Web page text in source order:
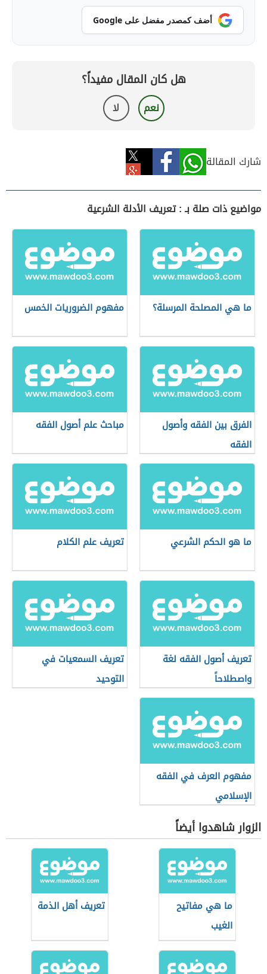
أضف كمصدر مفضل على Google
هل كان المقال مفيداً؟
نعم لا
شارك المقالة
مواضيع ذات صلة بـ : تعريف الأدلة الشرعية
ما هي المصلحة المرسلة؟ مفهوم الضروريات الخمس
الفرق بين الفقه وأصول
الفقه
مباحث علم أصول الفقه
ما هو الحكم الشرعي تعريف علم الكلام
تعريف أصول الفقه لغة
واصطلاحاً
تعريف السمعيات في
التوحيد
مفهوم العرف في الفقه
الإسلامي
الزوار شاهدوا أيضاً
ما هي مفاتيح
الغيب
تعريف أهل الذمة